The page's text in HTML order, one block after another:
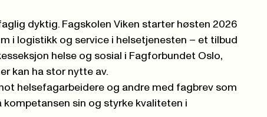
dyktig. Fagskolen Viken starter høsten 2026
i logistikk og service i helsetjenesten – et tilbud
helse og sosial i Fagforbundet Oslo,
kan ha stor nytte av.
helsefagarbeidere og andre med fagbrev som
kompetansen sin og styrke kvaliteten i